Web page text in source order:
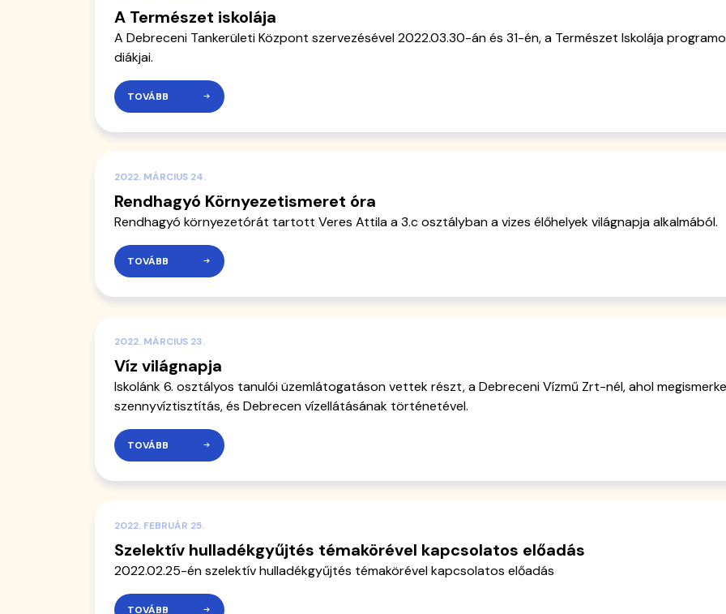
A Természet iskolája
A Debreceni Tankerületi Központ szervezésével 2022.03.30-án és 31-én, a Természet Iskolája
diákjai.
TOVÁBB
2022. MÁRCIUS 24.
Rendhagyó Környezetismeret óra
Rendhagyó környezetórát tartott Veres Attila a 3.c osztályban a vizes élőhelyek világnapja alkalmából.
TOVÁBB
2022. MÁRCIUS 23.
Víz világnapja
Iskolánk 6. osztályos tanulói üzemlátogatáson vettek részt, a Debreceni Vízmű Zrt-nél, ahol
szennyvíztisztítás, és Debrecen vízellátásának történetével.
TOVÁBB
2022. FEBRUÁR 25.
Szelektív hulladékgyűjtés témakörével kapcsolatos előadás
2022.02.25-én szelektív hulladékgyűjtés témakörével kapcsolatos előadás
TOVÁBB